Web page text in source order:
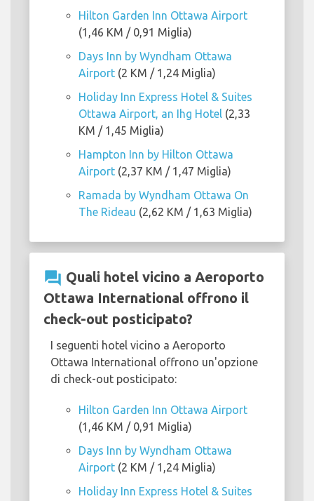
Hilton Garden Inn Ottawa Airport
(1,46 KM / 0,91 Miglia)
Days Inn by Wyndham Ottawa
Airport (2 KM / 1,24 Miglia)
Holiday Inn Express Hotel & Suites
Ottawa Airport, an Ihg Hotel (2,33
KM / 1,45 Miglia)
Hampton Inn by Hilton Ottawa
Airport (2,37 KM / 1,47 Miglia)
Ramada by Wyndham Ottawa On
The Rideau (2,62 KM / 1,63 Miglia)
question_answer Quali hotel vicino a Aeroporto
Ottawa International offrono il
check-out posticipato?
I seguenti hotel vicino a Aeroporto
Ottawa International offrono un'opzione
di check-out posticipato:
Hilton Garden Inn Ottawa Airport
(1,46 KM / 0,91 Miglia)
Days Inn by Wyndham Ottawa
Airport (2 KM / 1,24 Miglia)
Holiday Inn Express Hotel & Suites